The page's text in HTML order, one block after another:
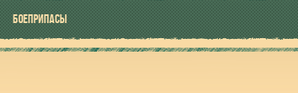
БОЕПРИПАСЫ